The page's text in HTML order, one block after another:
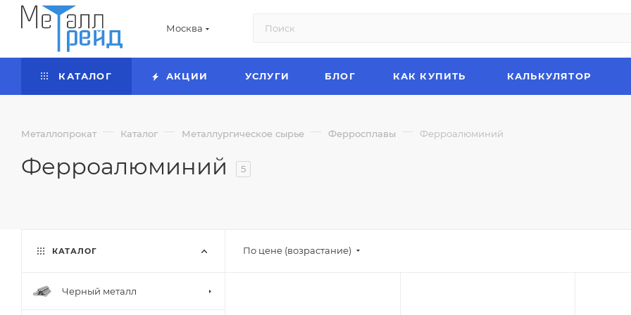
Москва
КАТАЛОГ АКЦИИ УСЛУГИ БЛОГ КАК КУПИТЬ КАЛЬКУЛЯТОР
Металлопрокат — Каталог — Металлургическое сырье — Ферросплавы — Ферроалюминий
Ферроалюминий 5
По цене (возрастание)
КАТАЛОГ
Черный металл